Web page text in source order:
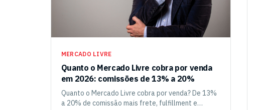
MERCADO LIVRE
Quanto o Mercado Livre cobra por venda
em 2026: comissões de 13% a 20%
Quanto o Mercado Livre cobra por venda? De 13%
a 20% de comissão mais frete, fulfillment e